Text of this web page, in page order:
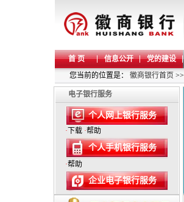
首 页 信息公开 党的建设
您当前的位置是： 徽商银行首页 >>
电子银行服务
个人网上银行服务
· 下载 ·帮助
个人手机银行服务
·帮助
企业电子银行服务